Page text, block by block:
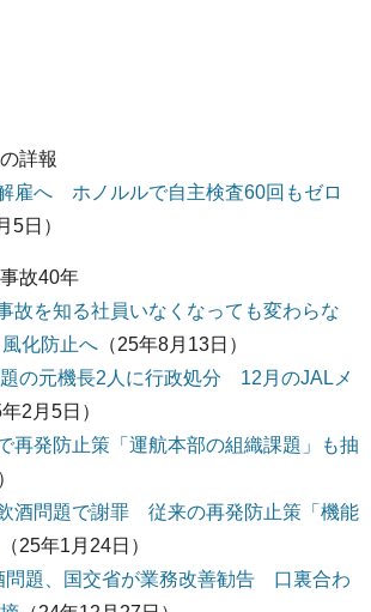
詳報
雇へ ホノルルで自主検査60回もゼロ
5日）
故40年
故を知る社員いなくなっても変わらな
化防止へ （25年8月13日）
の元機長2人に行政処分 12月のJALメ
年2月5日）
再発防止策「運航本部の組織課題」も抽
酒問題で謝罪 従来の再発防止策「機能
（25年1月24日）
問題、国交省が業務改善勧告 口裏合わ